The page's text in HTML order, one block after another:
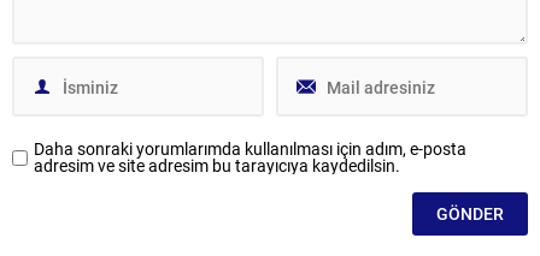
Daha sonraki yorumlarımda kullanılması için adım, e-posta
adresim ve site adresim bu tarayıcıya kaydedilsin.